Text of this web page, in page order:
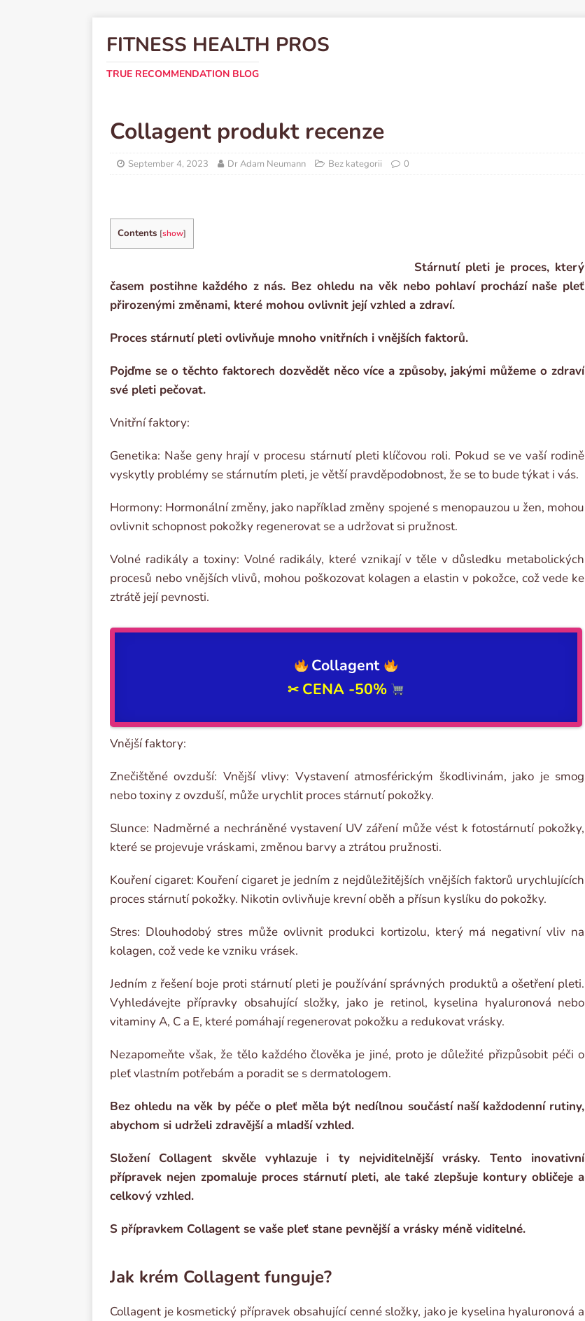
FITNESS HEALTH PROS
TRUE RECOMMENDATION BLOG
Collagent produkt recenze
September 4, 2023 Dr Adam Neumann Bez kategorii 0
Contents [show]
Stárnutí pleti je proces, který
časem postihne každého z nás. Bez ohledu na věk nebo pohlaví prochází naše pleť
přirozenými změnami, které mohou ovlivnit její vzhled a zdraví.
Proces stárnutí pleti ovlivňuje mnoho vnitřních i vnějších faktorů.
Pojďme se o těchto faktorech dozvědět něco více a způsoby, jakými můžeme o zdraví
své pleti pečovat.
Vnitřní faktory:
Genetika: Naše geny hrají v procesu stárnutí pleti klíčovou roli. Pokud se ve vaší rodině
vyskytly problémy se stárnutím pleti, je větší pravděpodobnost, že se to bude týkat i vás.
Hormony: Hormonální změny, jako například změny spojené s menopauzou u žen, mohou
ovlivnit schopnost pokožky regenerovat se a udržovat si pružnost.
Volné radikály a toxiny: Volné radikály, které vznikají v těle v důsledku metabolických
procesů nebo vnějších vlivů, mohou poškozovat kolagen a elastin v pokožce, což vede ke
ztrátě její pevnosti.
Collagent
✂ CENA -50%
Vnější faktory:
Znečištěné ovzduší: Vnější vlivy: Vystavení atmosférickým škodlivinám, jako je smog
nebo toxiny z ovzduší, může urychlit proces stárnutí pokožky.
Slunce: Nadměrné a nechráněné vystavení UV záření může vést k fotostárnutí pokožky,
které se projevuje vráskami, změnou barvy a ztrátou pružnosti.
Kouření cigaret: Kouření cigaret je jedním z nejdůležitějších vnějších faktorů urychlujících
proces stárnutí pokožky. Nikotin ovlivňuje krevní oběh a přísun kyslíku do pokožky.
Stres: Dlouhodobý stres může ovlivnit produkci kortizolu, který má negativní vliv na
kolagen, což vede ke vzniku vrásek.
Jedním z řešení boje proti stárnutí pleti je používání správných produktů a ošetření pleti.
Vyhledávejte přípravky obsahující složky, jako je retinol, kyselina hyaluronová nebo
vitaminy A, C a E, které pomáhají regenerovat pokožku a redukovat vrásky.
Nezapomeňte však, že tělo každého člověka je jiné, proto je důležité přizpůsobit péči o
pleť vlastním potřebám a poradit se s dermatologem.
Bez ohledu na věk by péče o pleť měla být nedílnou součástí naší každodenní rutiny,
abychom si udrželi zdravější a mladší vzhled.
Složení Collagent skvěle vyhlazuje i ty nejviditelnější vrásky. Tento inovativní
přípravek nejen zpomaluje proces stárnutí pleti, ale také zlepšuje kontury obličeje a
celkový vzhled.
S přípravkem Collagent se vaše pleť stane pevnější a vrásky méně viditelné.
Jak krém Collagent funguje?
Collagent je kosmetický přípravek obsahující cenné složky, jako je kyselina hyaluronová a